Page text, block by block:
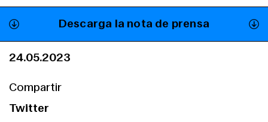
Descarga la nota de prensa
24.05.2023
Compartir
Twitter